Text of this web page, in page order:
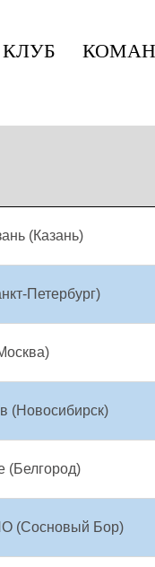
КЛУБ
(Казань)
Петербург)
(Новосибирск)
(Белгород)
(Сосновый Бор)